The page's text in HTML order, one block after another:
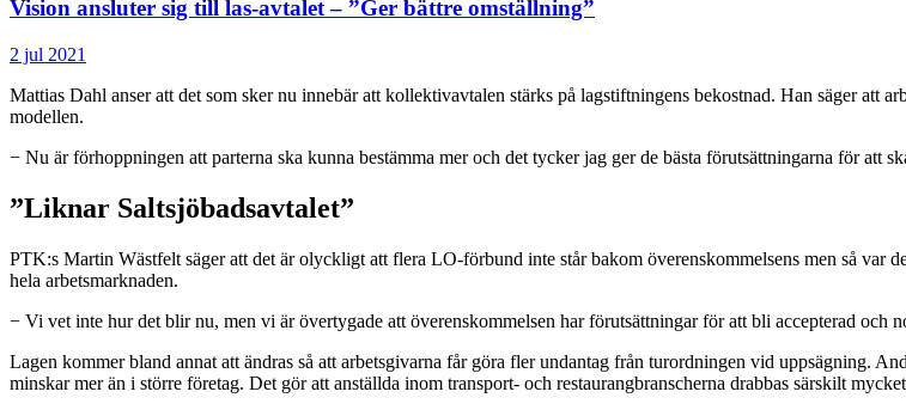
Vision ansluter sig till las-avtalet – ”Ger bättre omställning”
2 jul 2021
Mattias Dahl anser att det som sker nu innebär att kollektivavtalen stärks på lagstiftningens bekostnad. Han säger att
modellen.
− Nu är förhoppningen att parterna ska kunna bestämma mer och det tycker jag ger de bästa förutsättningarna för att
”Liknar Saltsjöbadsavtalet”
PTK:s Martin Wästfelt säger att det är olyckligt att flera LO-förbund inte står bakom överenskommelsens men så var
hela arbetsmarknaden.
− Vi vet inte hur det blir nu, men vi är övertygade att överenskommelsen har förutsättningar för att bli accepterad och
Lagen kommer bland annat att ändras så att arbetsgivarna får göra fler undantag från turordningen vid uppsägning.
minskar mer än i större företag. Det gör att anställda inom transport- och restaurangbranscherna drabbas särskilt